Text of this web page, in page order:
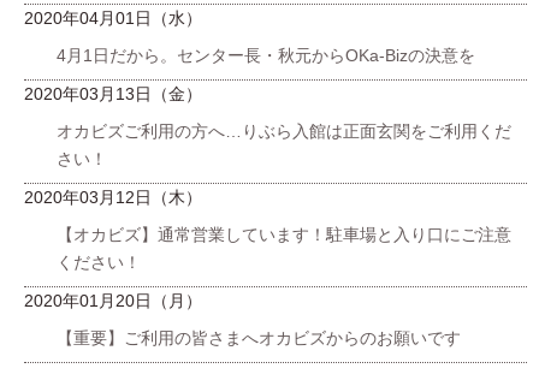
2020年04月01日（水）
4月1日だから。センター長・秋元からOKa-Bizの決意を
2020年03月13日（金）
オカビズご利用の方へ…りぶら入館は正面玄関をご利用くだ
さい！
2020年03月12日（木）
【オカビズ】通常営業しています！駐車場と入り口にご注意
ください！
2020年01月20日（月）
【重要】ご利用の皆さまへオカビズからのお願いです